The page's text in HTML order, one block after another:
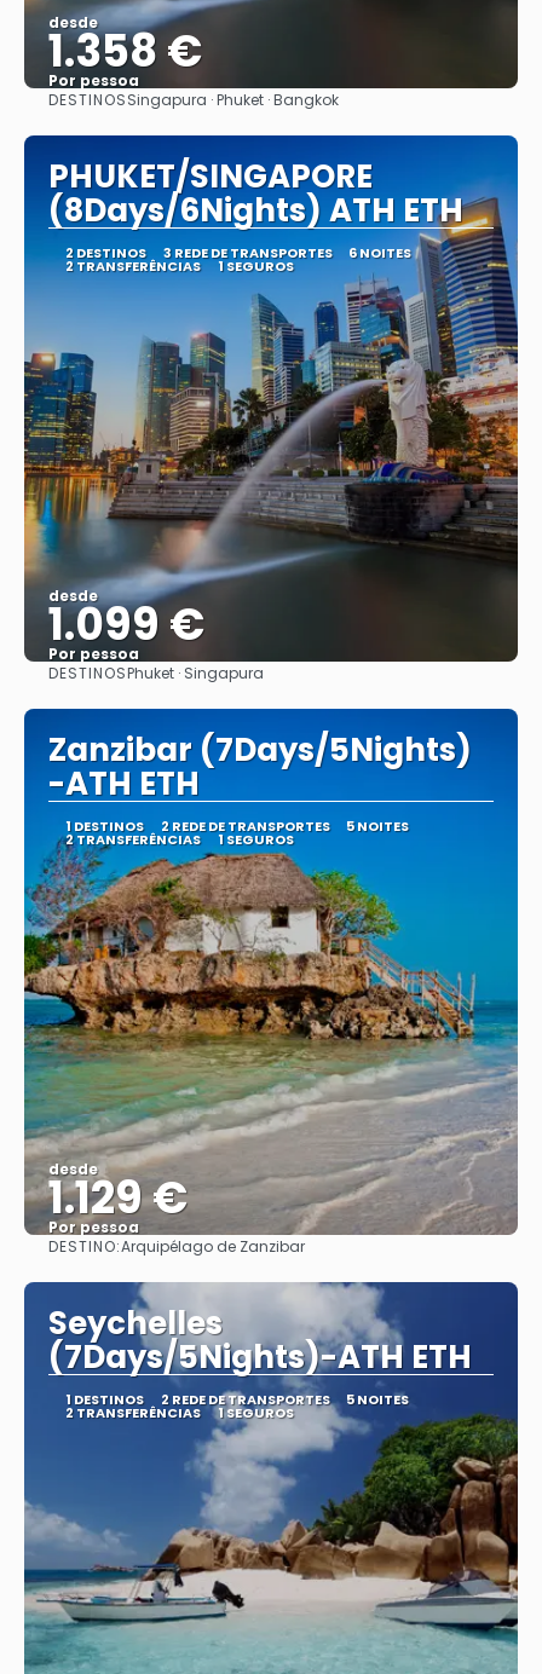
desde
1.358 €
Por pessoa
Vejo
DESTINOSSingapura · Phuket · Bangkok
PHUKET/SINGAPORE
(8Days/6Nights) ATH ETH
2 DESTINOS 3 REDE DE TRANSPORTES 6 NOITES
2 TRANSFERÊNCIAS 1 SEGUROS
desde
1.099 €
Por pessoa
Vejo
DESTINOSPhuket · Singapura
Zanzibar (7Days/5Nights)
-ATH ETH
1 DESTINOS 2 REDE DE TRANSPORTES 5 NOITES
2 TRANSFERÊNCIAS 1 SEGUROS
desde
1.129 €
Por pessoa
Vejo
DESTINO:Arquipélago de Zanzibar
Seychelles
(7Days/5Nights)-ATH ETH
1 DESTINOS 2 REDE DE TRANSPORTES 5 NOITES
2 TRANSFERÊNCIAS 1 SEGUROS